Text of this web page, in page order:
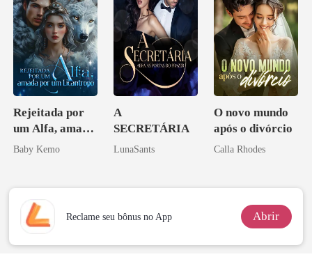
Rejeitada por
um Alfa, amada
por um
Baby Kemo
A
SECRETÁRIA
LunaSants
O novo mundo
após o divórcio
Calla Rhodes
Reclame seu bônus no App Abrir